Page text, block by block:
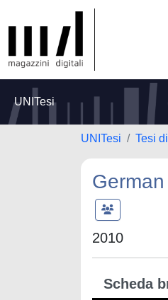
UNITesi
UNITesi Tesi
2010
Scheda